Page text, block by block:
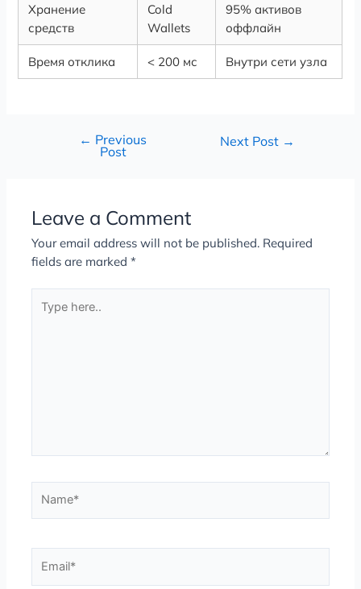
Хранение
средств
Cold
Wallets
95% активов
оффлайн
Время отклика < 200 мс Внутри сети узла
← Previous
Post
Next Post →
Leave a Comment
Your email address will not be published. Required
fields are marked*
here..